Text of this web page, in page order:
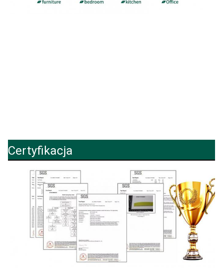
Certyfikacja